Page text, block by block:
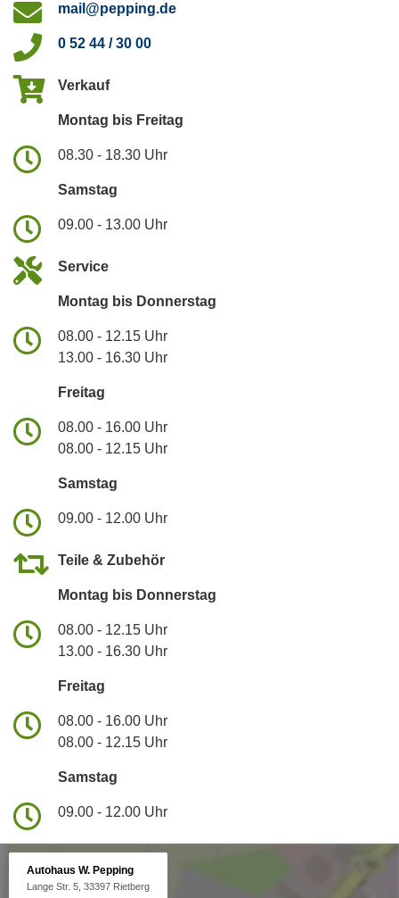
mail@pepping.de
0 52 44 / 30 00
Verkauf
Montag bis Freitag
08.30 - 18.30 Uhr
Samstag
09.00 - 13.00 Uhr
Service
Montag bis Donnerstag
08.00 - 12.15 Uhr
13.00 - 16.30 Uhr
Freitag
08.00 - 16.00 Uhr
08.00 - 12.15 Uhr
Samstag
09.00 - 12.00 Uhr
Teile & Zubehör
Montag bis Donnerstag
08.00 - 12.15 Uhr
13.00 - 16.30 Uhr
Freitag
08.00 - 16.00 Uhr
08.00 - 12.15 Uhr
Samstag
09.00 - 12.00 Uhr
Autohaus W. Pepping
Lange Str. 5, 33397 Rietberg